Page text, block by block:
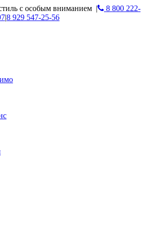
с особым вниманием |
8 800 222-
|8 929 547-25-56